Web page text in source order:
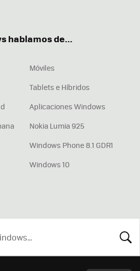
hablamos de...
Móviles
Tablets e Híbridos
Aplicaciones Windows
Nokia Lumia 925
Windows Phone 8.1 GDR1
Windows 10